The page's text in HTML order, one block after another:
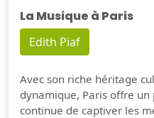
La Musique à Paris
Edith Piaf
Avec son riche héritage
dynamique, Paris offre
continue de captiver les